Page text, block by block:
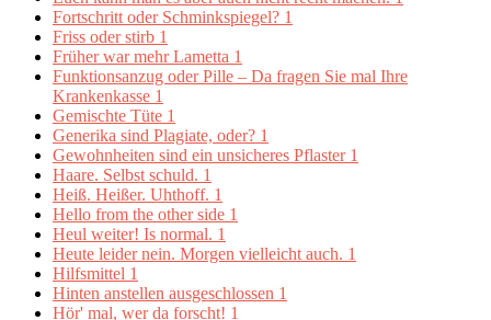
Fortschritt oder Schminkspiegel? 1
Friss oder stirb 1
Früher war mehr Lametta 1
Funktionsanzug oder Pille – Da fragen Sie mal Ihre
Krankenkasse 1
Gemischte Tüte 1
Generika sind Plagiate, oder? 1
Gewohnheiten sind ein unsicheres Pflaster 1
Haare. Selbst schuld. 1
Heiß. Heißer. Uhthoff. 1
Hello from the other side 1
Heul weiter! Is normal. 1
Heute leider nein. Morgen vielleicht auch. 1
Hilfsmittel 1
Hinten anstellen ausgeschlossen 1
Hör' mal, wer da forscht! 1